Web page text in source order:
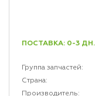
ПОСТАВКА: 0-3 ДН.
Группа запчастей:
Страна:
Производитель: